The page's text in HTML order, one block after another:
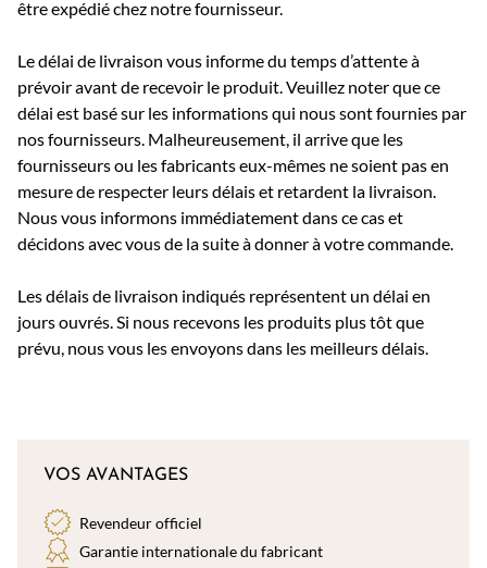
être expédié chez notre fournisseur.
Le délai de livraison vous informe du temps d’attente à
prévoir avant de recevoir le produit. Veuillez noter que ce
délai est basé sur les informations qui nous sont fournies par
nos fournisseurs. Malheureusement, il arrive que les
fournisseurs ou les fabricants eux-mêmes ne soient pas en
mesure de respecter leurs délais et retardent la livraison.
Nous vous informons immédiatement dans ce cas et
décidons avec vous de la suite à donner à votre commande.
Les délais de livraison indiqués représentent un délai en
jours ouvrés. Si nous recevons les produits plus tôt que
prévu, nous vous les envoyons dans les meilleurs délais.
VOS AVANTAGES
Revendeur officiel
Garantie internationale du fabricant